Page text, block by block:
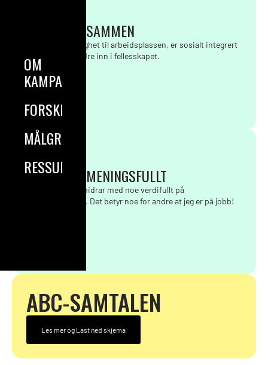
OM
KAMPANJEN
FORSKNING
MÅLGRUPPER
RESSURSER
GJØR NOE SAMMEN
Jeg føler tilhørighet til arbeidsplassen, er sosialt integrert
og inviterer andre inn i fellesskapet.
Les mer
GJØR NOE MENINGSFULLT
Jeg føler at jeg bidrar med noe verdifullt på
arbeidsplassen. Det betyr noe for andre at jeg er på jobb!
ABC-SAMTALEN
Les mer og Last ned skjema